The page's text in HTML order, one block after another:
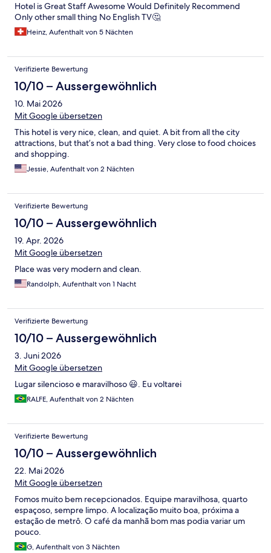
Hotel is Great Staff Awesome Would Definitely Recommend
Only other small thing No English TV🤔
Heinz, Aufenthalt von 5 Nächten
Verifizierte Bewertung
10/10 – Aussergewöhnlich
10. Mai 2026
Mit Google übersetzen
This hotel is very nice, clean, and quiet. A bit from all the city
attractions, but that’s not a bad thing. Very close to food choices
and shopping.
Jessie, Aufenthalt von 2 Nächten
Verifizierte Bewertung
10/10 – Aussergewöhnlich
19. Apr. 2026
Mit Google übersetzen
Place was very modern and clean.
Randolph, Aufenthalt von 1 Nacht
Verifizierte Bewertung
10/10 – Aussergewöhnlich
3. Juni 2026
Mit Google übersetzen
Lugar silencioso e maravilhoso 😃. Eu voltarei
RALFE, Aufenthalt von 2 Nächten
Verifizierte Bewertung
10/10 – Aussergewöhnlich
22. Mai 2026
Mit Google übersetzen
Fomos muito bem recepcionados. Equipe maravilhosa, quarto
espaçoso, sempre limpo. A localização muito boa, próxima a
estação de metrô. O café da manhã bom mas podia variar um
pouco.
G, Aufenthalt von 3 Nächten